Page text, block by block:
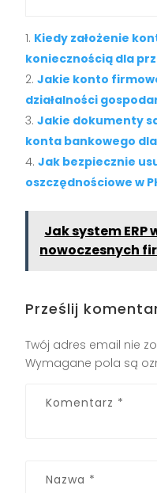
Kiedy założenie
koniecznością dla
Jakie konto
działalności
Jakie dokumenty
konta bankowego
Jak bezpiecznie
oszczędnościowe w
Jak system
nowoczesnych
Prześlij
Twój adres email nie
Wymagane pola są